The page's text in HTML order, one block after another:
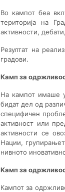
Во кампот беа
територија на
активности,
Резултат на
градови.
Камп за
На кампот имаше
бидат дел од
специфичен
активност или
активности се
Нации,
нивното
Kaмп за
Кампот за